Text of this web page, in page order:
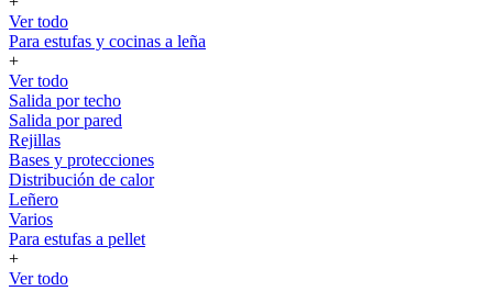
Ver todo
Para estufas y cocinas a leña
+
Ver todo
Salida por techo
Salida por pared
Rejillas
Bases y protecciones
Distribución de calor
Leñero
Varios
Para estufas a pellet
+
Ver todo